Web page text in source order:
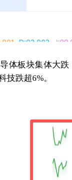
体板块集体大
技跌超6%。